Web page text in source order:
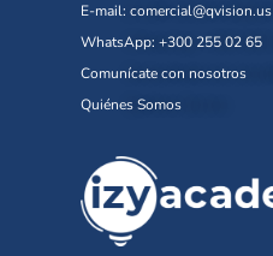
E-mail: comercial@qvision.us
WhatsApp: +300 255 02 65
Comunícate con nosotros
Quiénes Somos